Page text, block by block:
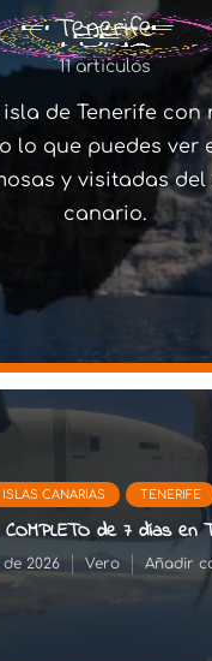
Tenerife
11 articulos
isla de Tenerife con
lo que puedes ver
y visitadas
canario.
ISLAS CANARIAS TENERIFE
de 7 días en
2026 Vero Añadir